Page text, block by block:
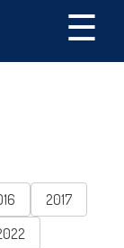
☰
2017